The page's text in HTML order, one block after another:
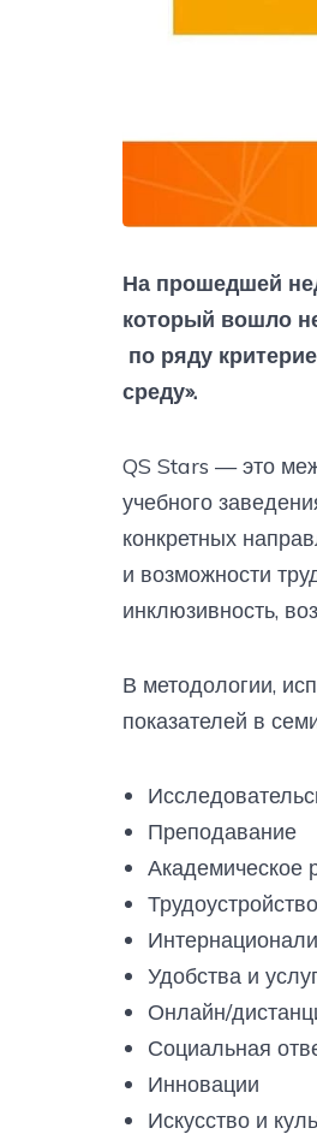
На прошедшей
который вошло
по ряду
среду».
QS Stars — это
учебного
конкретных
и возможности
инклюзивность,
В методологии,
показателей в
Преподавание
Академическое
Трудоустройство
Удобства и
Онлайн/
Социальная
Инновации
Искусство и